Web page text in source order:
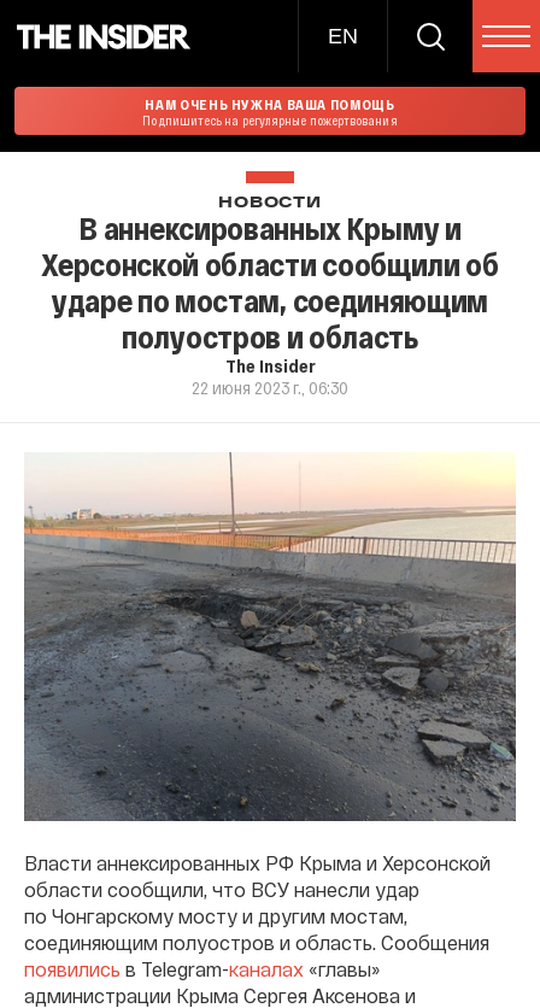
EN
НАМ ОЧЕНЬ НУЖНА ВАША ПОМОЩЬ
Подпишитесь на регулярные пожертвования
НОВОСТИ
В аннексированных Крыму и
Херсонской области сообщили об
ударе по мостам, соединяющим
полуостров и область
The Insider
22 июня 2023 г., 06:30
Власти аннексированных РФ Крыма и Херсонской
области сообщили, что ВСУ нанесли удар
по Чонгарскому мосту и другим мостам,
соединяющим полуостров и область. Сообщения
появились в Telegram-каналах «главы»
администрации Крыма Сергея Аксенова и